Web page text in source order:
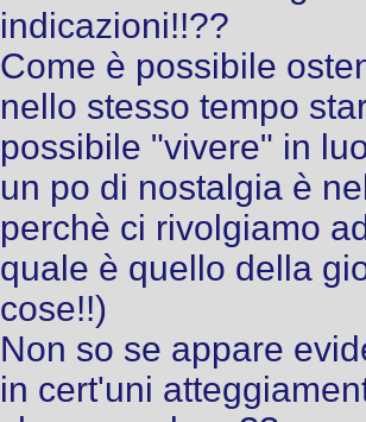
indicazioni!!??
Come è possibile
nello stesso tempo
possibile "vivere" in
un po di nostalgia è
perchè ci rivolgiamo
quale è quello della
cose!!)
Non so se appare
in cert'uni